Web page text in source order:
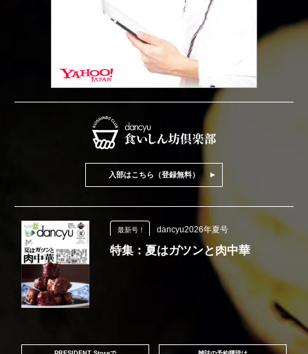
入部はこちら（登録無料）
最新号！ dancyu2026年夏号
特集：夏はガツンと肉中華